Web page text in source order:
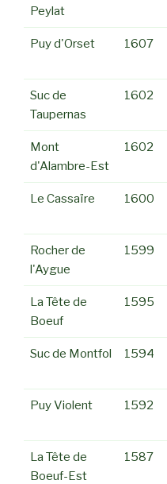
Peylat
Puy d'Orset 1607
Suc de
Taupernas
1602
Mont
d'Alambre-Est
1602
Le Cassaïre 1600
Rocher de
l'Aygue
1599
La Tête de
Boeuf
1595
Suc de Montfol 1594
Puy Violent 1592
La Tête de
Boeuf-Est
1587